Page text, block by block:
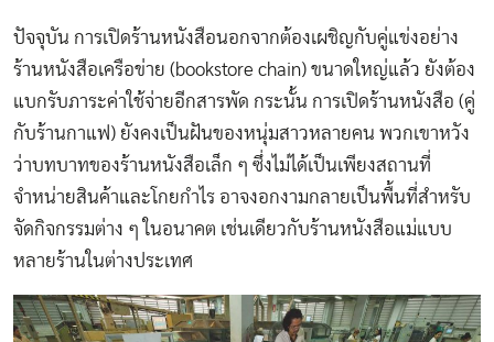
ปัจจุบัน การเปิดร้านหนังสือนอกจากต้องเผชิญกับคู่แข่งอย่าง
ร้านหนังสือเครือข่าย (bookstore chain) ขนาดใหญ่แล้ว ยังต้อง
แบกรับภาระค่าใช้จ่ายอีกสารพัด กระนั้น การเปิดร้านหนังสือ (คู่
กับร้านกาแฟ) ยังคงเป็นฝันของหนุ่มสาวหลายคน พวกเขาหวัง
ว่าบทบาทของร้านหนังสือเล็ก ๆ ซึ่งไม่ได้เป็นเพียงสถานที่
จำหน่ายสินค้าและโกยกำไร อาจงอกงามกลายเป็นพื้นที่สำหรับ
จัดกิจกรรมต่าง ๆ ในอนาคต เช่นเดียวกับร้านหนังสือแม่แบบ
หลายร้านในต่างประเทศ